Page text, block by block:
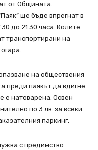
от Общината.
ще бъде впрегнат в
до 21.30 часа. Колите
транспортирани на
на обществения
преди паякът да вдигне
е натоварена. Освен
по 3 лв. за всеки
паркинг.
с предимство